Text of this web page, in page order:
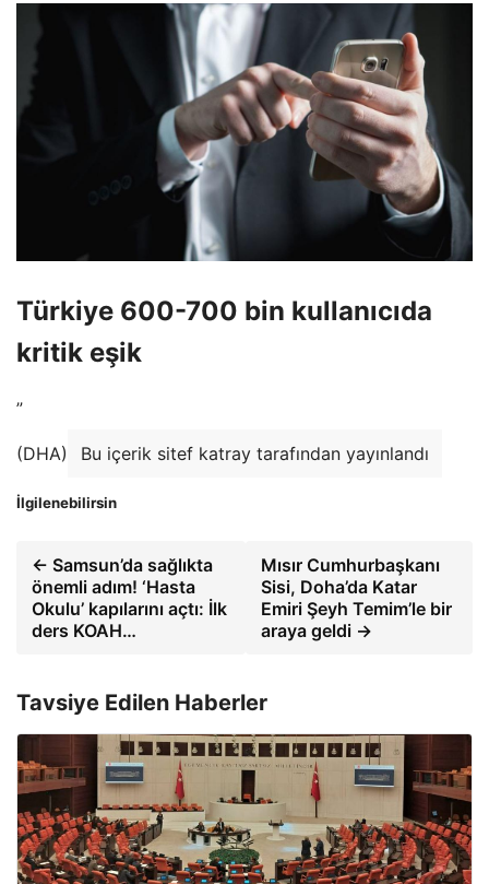
Türkiye 600-700 bin kullanıcıda
kritik eşik
”
(DHA) Bu içerik sitef katray tarafından yayınlandı
İlgilenebilirsin
← Samsun’da sağlıkta
önemli adım! ‘Hasta
Okulu’ kapılarını açtı: İlk
ders KOAH…
Mısır Cumhurbaşkanı
Sisi, Doha’da Katar
Emiri Şeyh Temim’le bir
araya geldi →
Tavsiye Edilen Haberler